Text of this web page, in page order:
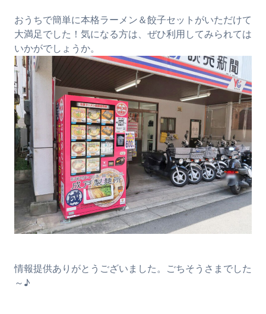
おうちで簡単に本格ラーメン＆餃子セットがいただけて
大満足でした！気になる方は、ぜひ利用してみられては
いかがでしょうか。
情報提供ありがとうございました。ごちそうさまでした
～♪